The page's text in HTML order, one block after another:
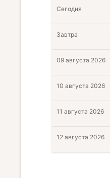
Сегодня
Завтра
09 августа 2026
10 августа 2026
11 августа 2026
12 августа 2026